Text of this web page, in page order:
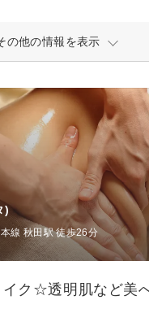
の他の情報を表示
)
線 秋田駅 徒歩26分
ク☆透明肌など美